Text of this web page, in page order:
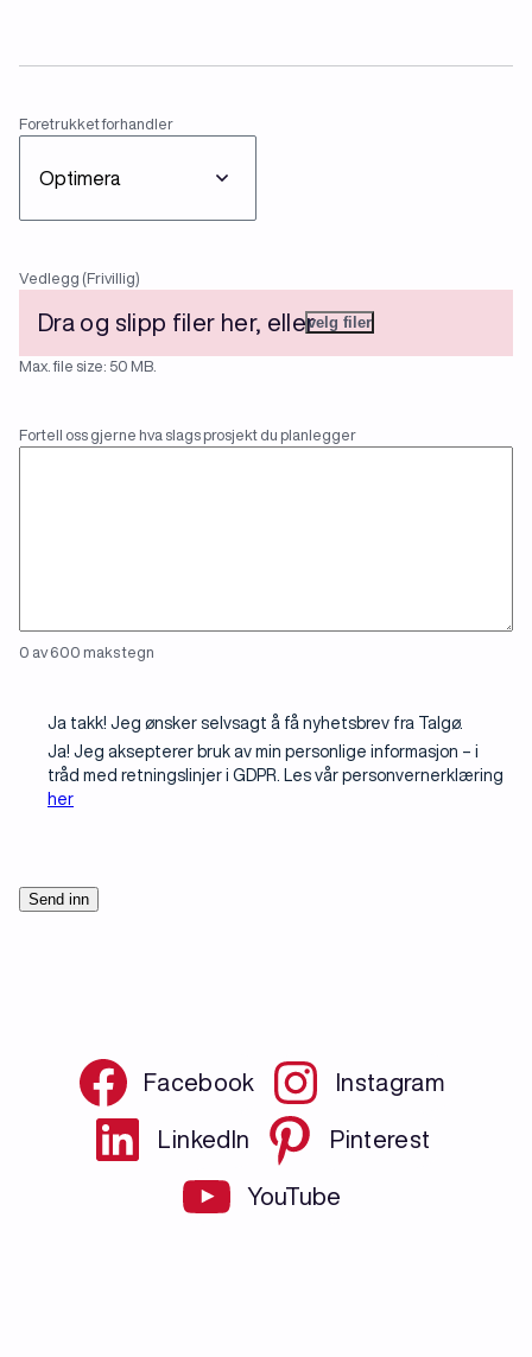
Foretrukket
Foretrukket forhandler
File
Vedlegg (Frivillig)
Dra og slipp filer her, ellervelg filer
Max. file size: 50 MB.
Fortell oss
Fortell oss gjerne hva slags prosjekt du planlegger
0 av 600 maks tegn
Meld deg
nyhetsbrev
Ja takk! Jeg ønsker selvsagt å få nyhetsbrev fra Talgø.
Ja! Jeg aksepterer bruk av min personlige informasjon – i
tråd med retningslinjer i GDPR. Les vår personvernerklæring
her
Facebook Instagram
LinkedIn Pinterest
YouTube